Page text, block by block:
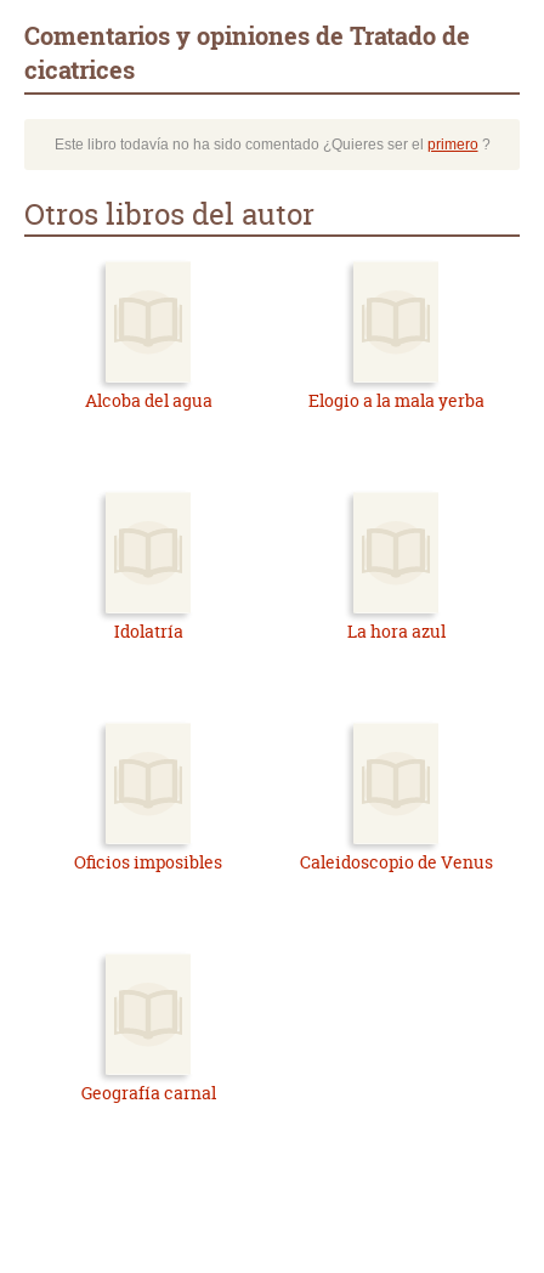
Comentarios y opiniones de Tratado de
cicatrices
Este libro todavía no ha sido comentado ¿Quieres ser el primero?
Otros libros del autor
Alcoba del agua Elogio a la mala yerba
Idolatría La hora azul
Oficios imposibles Caleidoscopio de Venus
Geografía carnal